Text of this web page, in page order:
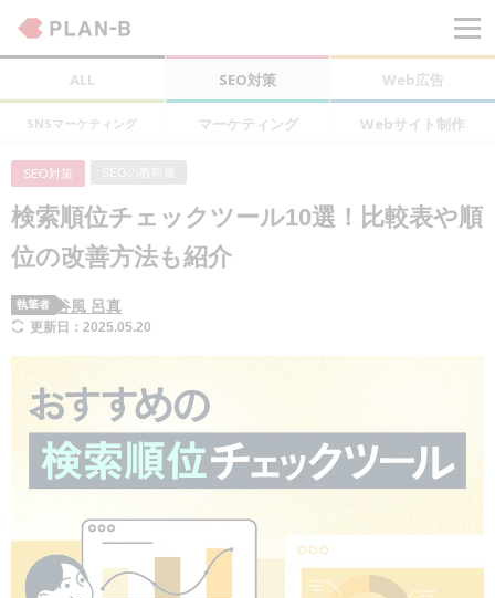
ALL SEO対策 Web広告
SNSマーケティング マーケティング Webサイト制作
SEO対策
検索順位チェックツール10選！比較表や順
位の改善方法も紹介
執筆者 谷風 呂真
更新日：2025.05.20